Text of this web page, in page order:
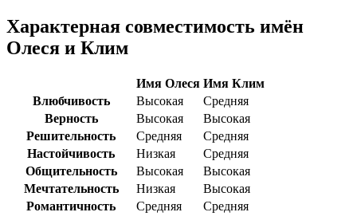
Характерная совместимость имён
Олеся и Клим
Имя Олеся Имя Клим
Влюбчивость
Высокая
Средняя
Верность
Высокая
Высокая
Решительность
Средняя
Средняя
Настойчивость
Низкая
Средняя
Общительность
Высокая
Высокая
Мечтательность
Низкая
Высокая
Романтичность
Средняя Средняя